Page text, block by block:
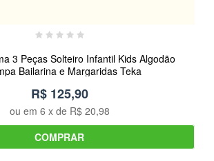
3 Peças Solteiro Infantil Kids Algodão
Bailarina e Margaridas Teka
R$ 125,90
ou em 6 x de R$ 20,98
COMPRAR